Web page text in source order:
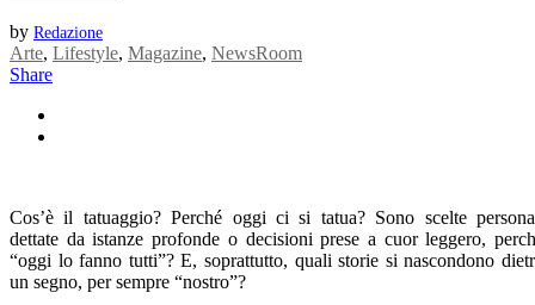
by Redazione
Arte, Lifestyle, Magazine, NewsRoom
Share
Cos’è il tatuaggio? Perché oggi ci si tatua? Sono scelte
dettate da istanze profonde o decisioni prese a cuor leggero,
“oggi lo fanno tutti”? E, soprattutto, quali storie si nascondono
un segno, per sempre “nostro”?